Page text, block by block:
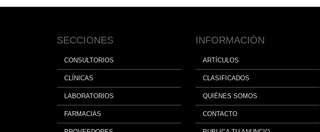
SECCIONES
CONSULTORIOS
CLÍNICAS
LABORATORIOS
FARMACIAS
INFORMACIÓN
ARTÍCULOS
CLASIFICADOS
QUIÉNES SOMOS
CONTACTO